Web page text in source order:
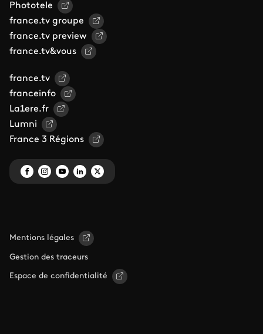
Phototele
france.tv groupe
france.tv preview
france.tv&vous
france.tv
franceinfo
La1ere.fr
Lumni
France 3 Régions
Mentions légales
Gestion des traceurs
Espace de confidentialité